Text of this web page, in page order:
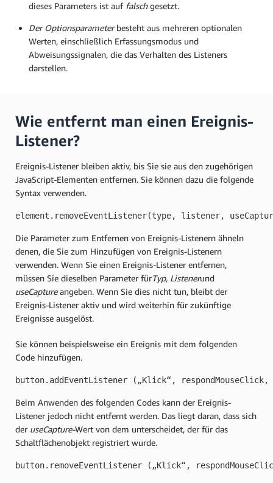
dieses Parameters ist auf falschgesetzt.
Der Optionsparameterbesteht aus mehreren optionalen
Werten, einschließlich Erfassungsmodus und
Abweisungssignalen, die das Verhalten des Listeners
darstellen.
Wie entfernt man einen Ereignis-
Listener?
Ereignis-Listener bleiben aktiv, bis Sie sie aus den zugehörigen
JavaScript-Elementen entfernen. Sie können dazu die folgende
Syntax verwenden.
element.removeEventListener(type, listener,
Die Parameter zum Entfernen von Ereignis-Listenern ähneln
denen, die Sie zum Hinzufügen von Ereignis-Listenern
verwenden. Wenn Sie einen Ereignis-Listener entfernen,
müssen Sie dieselben Parameter fürTyp, Listenerund
useCaptureangeben. Wenn Sie dies nicht tun, bleibt der
Ereignis-Listener aktiv und wird weiterhin für zukünftige
Ereignisse ausgelöst.
Sie können beispielsweise ein Ereignis mit dem folgenden
Code hinzufügen.
button.addEventListener („Klick“,
Beim Anwenden des folgenden Codes kann der Ereignis-
Listener jedoch nicht entfernt werden. Das liegt daran, dass sich
der useCapture-Wert von dem unterscheidet, der für das
Schaltflächenobjekt registriert wurde.
button.removeEventListener („Klick“,